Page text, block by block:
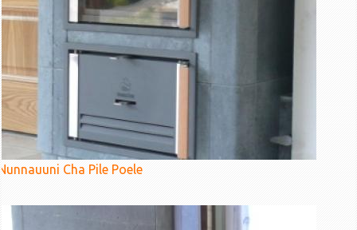
Cha Pile Poele